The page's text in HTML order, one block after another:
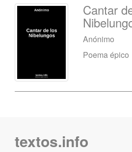
Cantar
Anónimo
Poema épico
textos.info